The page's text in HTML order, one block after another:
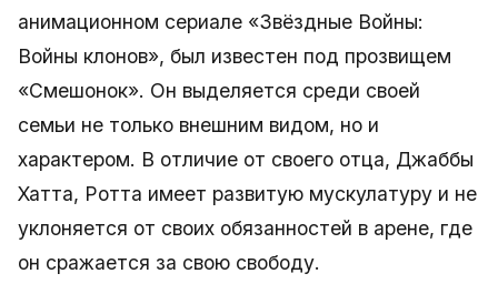
анимационном сериале «Звёздные Войны:
Войны клонов», был известен под прозвищем
«Смешонок». Он выделяется среди своей
семьи не только внешним видом, но и
характером. В отличие от своего отца, Джаббы
Хатта, Ротта имеет развитую мускулатуру и не
уклоняется от своих обязанностей в арене, где
он сражается за свою свободу.